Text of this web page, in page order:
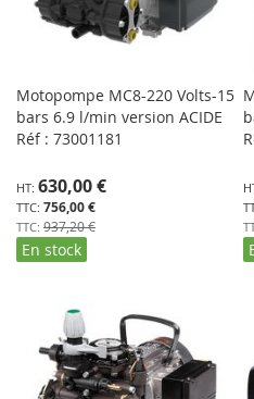
Motopompe MC8-220 Volts-15
bars 6.9 l/min version ACIDE
Réf : 73001181
Spécial756,00 €
630,00 €
937,20 €
En stock